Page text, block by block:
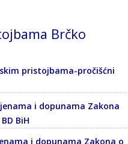
Brčko
pristojbama-pročišćni
i dopunama Zakona
BiH
i dopunama Zakona o